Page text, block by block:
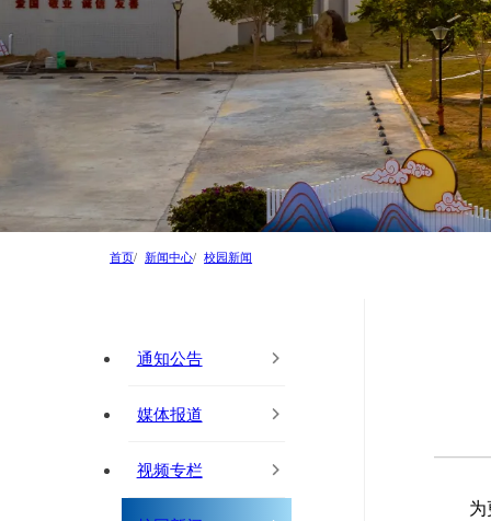
首页 新闻中心 校园新闻
通知公告
媒体报道
视频专栏